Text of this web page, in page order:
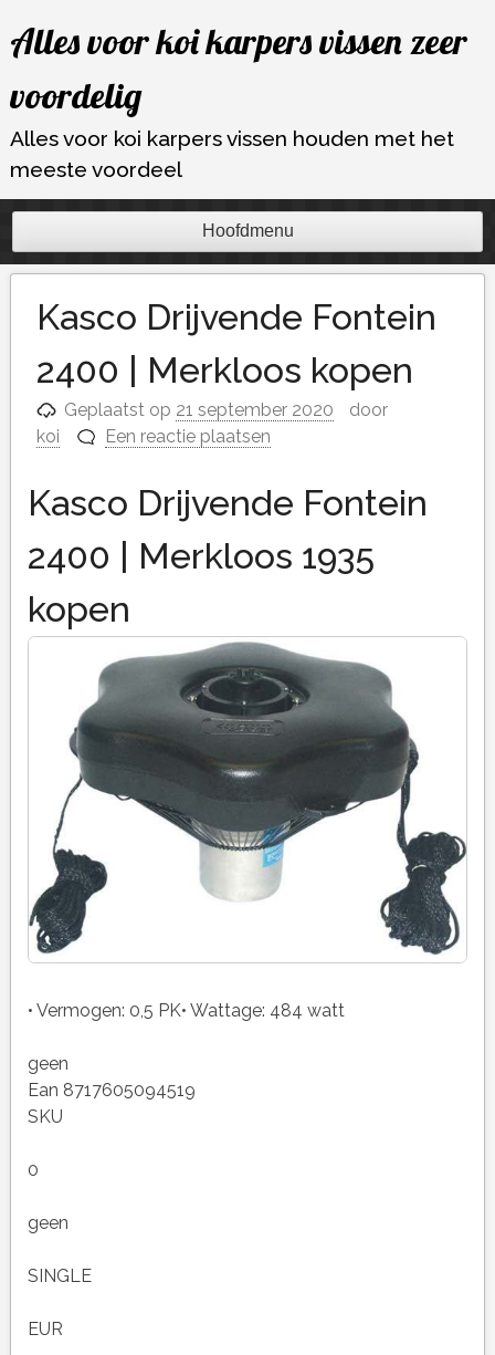
naar
inhoud
Alles voor koi karpers vissen zeer
voordelig
Alles voor koi karpers vissen houden met het
meeste voordeel
Hoofdmenu
Kasco Drijvende Fontein
2400 | Merkloos kopen
Geplaatst op 21 september 2020
door
koi
Een reactie plaatsen
Kasco Drijvende Fontein
2400 | Merkloos 1935
kopen
• Vermogen: 0,5 PK• Wattage: 484 watt
geen
Ean 8717605094519
SKU
0
geen
SINGLE
EUR